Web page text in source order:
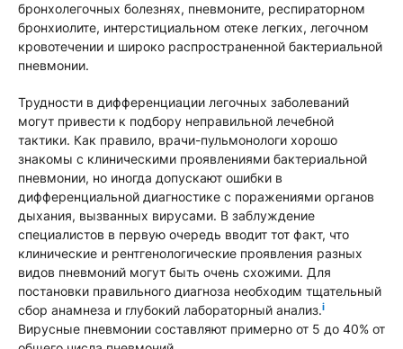
бронхолегочных болезнях, пневмоните, респираторном
бронхиолите, интерстициальном отеке легких, легочном
кровотечении и широко распространенной бактериальной
пневмонии.
Трудности в дифференциации легочных заболеваний
могут привести к подбору неправильной лечебной
тактики. Как правило, врачи-пульмонологи хорошо
знакомы с клиническими проявлениями бактериальной
пневмонии, но иногда допускают ошибки в
дифференциальной диагностике с поражениями органов
дыхания, вызванных вирусами. В заблуждение
специалистов в первую очередь вводит тот факт, что
клинические и рентгенологические проявления разных
видов пневмоний могут быть очень схожими. Для
постановки правильного диагноза необходим тщательный
сбор анамнеза и глубокий лабораторный анализ.i
Вирусные пневмонии составляют примерно от 5 до 40% от